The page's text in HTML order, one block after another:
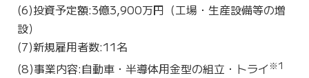
(6)投資予定額:3億3,900万円（工場・生産設備等の増
設）
(7)新規雇用者数:11名
(8)事業内容:自動車・半導体用金型の組立・トライ ※1